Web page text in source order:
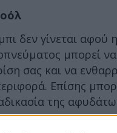
δεν γίνεται αφού η
μπορεί να
σας και να
Επίσης
της